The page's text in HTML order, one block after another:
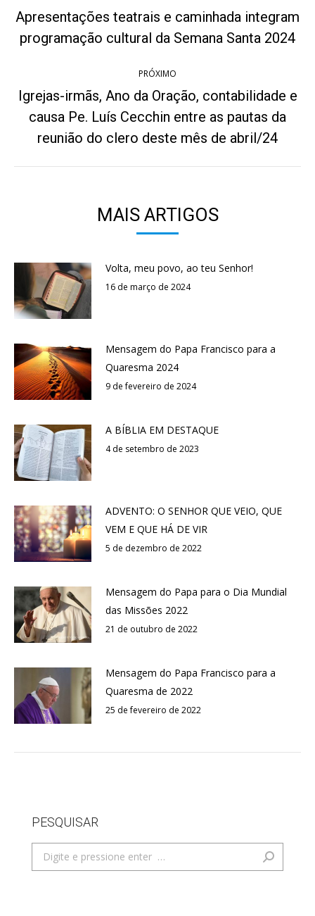
de
post:
Post
anterior:
Apresentações teatrais e caminhada integram
programação cultural da Semana Santa 2024
PRÓXIMO
Próximo
post:
Igrejas-irmãs, Ano da Oração, contabilidade e
causa Pe. Luís Cecchin entre as pautas da
reunião do clero deste mês de abril/24
MAIS ARTIGOS
Volta, meu povo, ao teu Senhor!
16 de março de 2024
Mensagem do Papa Francisco para a
Quaresma 2024
9 de fevereiro de 2024
A BÍBLIA EM DESTAQUE
4 de setembro de 2023
ADVENTO: O SENHOR QUE VEIO, QUE
VEM E QUE HÁ DE VIR
5 de dezembro de 2022
Mensagem do Papa para o Dia Mundial
das Missões 2022
21 de outubro de 2022
Mensagem do Papa Francisco para a
Quaresma de 2022
25 de fevereiro de 2022
PESQUISAR
Search: